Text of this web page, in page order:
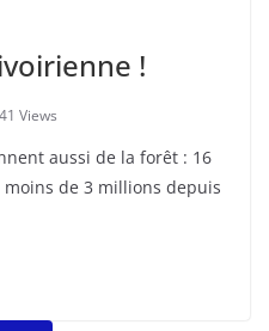
!
Views
aussi de la forêt : 16
moins de 3 millions depuis